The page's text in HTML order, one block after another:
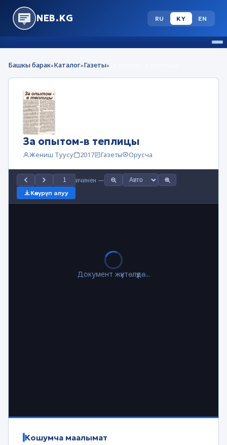
NEB.KG RU KY EN
Башкы барак»Каталог»Газеты»
За опытом-в теплицы
Жениш Туусу 2017 Газеты Орусча
ичинен —
Көчүрүп алуу
Документ жүктөлүүдө...
Кошумча маалымат